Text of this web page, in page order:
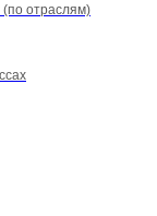
(по отраслям)